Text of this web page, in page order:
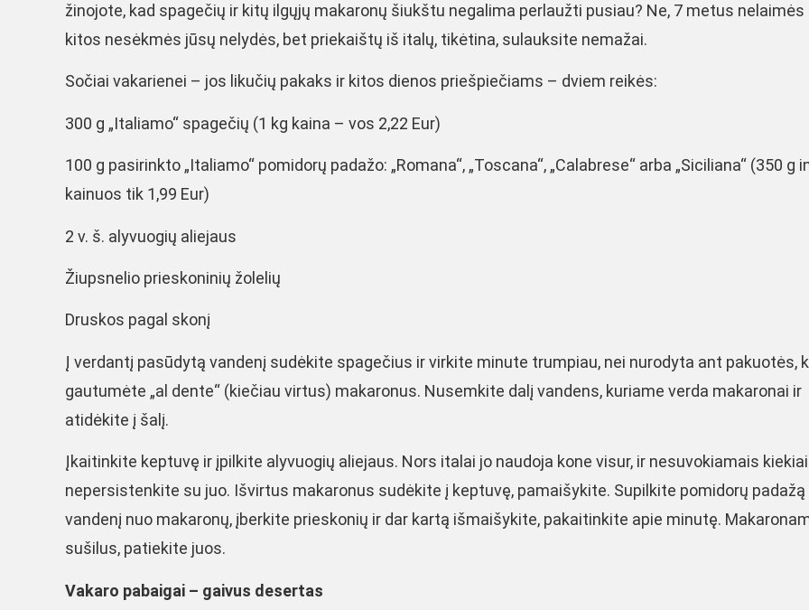
žinojote, kad spagečių ir kitų ilgųjų makaronų šiukštu negalima perlaužti pusiau? Ne, 7 metus nelaimės
kitos nesėkmės jūsų nelydės, bet priekaištų iš italų, tikėtina, sulauksite nemažai.
Sočiai vakarienei – jos likučių pakaks ir kitos dienos priešpiečiams – dviem reikės:
300 g „Italiamo“ spagečių (1 kg kaina – vos 2,22 Eur)
100 g pasirinkto „Italiamo“ pomidorų padažo: „Romana“, „Toscana“, „Calabrese“ arba „Siciliana“ (350 g
kainuos tik 1,99 Eur)
2 v. š. alyvuogių aliejaus
Žiupsnelio prieskoninių žolelių
Druskos pagal skonį
Į verdantį pasūdytą vandenį sudėkite spagečius ir virkite minute trumpiau, nei nurodyta ant pakuotės,
gautumėte „al dente“ (kiečiau virtus) makaronus. Nusemkite dalį vandens, kuriame verda makaronai ir
atidėkite į šalį.
Įkaitinkite keptuvę ir įpilkite alyvuogių aliejaus. Nors italai jo naudoja kone visur, ir nesuvokiamais
nepersistenkite su juo. Išvirtus makaronus sudėkite į keptuvę, pamaišykite. Supilkite pomidorų padažą
vandenį nuo makaronų, įberkite prieskonių ir dar kartą išmaišykite, pakaitinkite apie minutę.
sušilus, patiekite juos.
Vakaro pabaigai – gaivus desertas